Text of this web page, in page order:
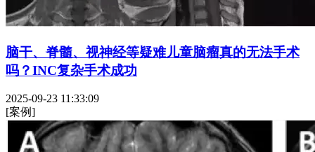
脑干、脊髓、视神经等疑难儿童脑瘤真的无法手术
吗？INC复杂手术成功
2025-09-23 11:33:09
[案例]